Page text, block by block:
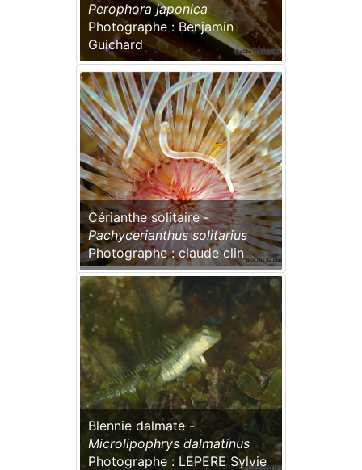
Perophora japonica
Photographe : Benjamin
Guichard
Cérianthe solitaire -
Pachycerianthus solitarius
Photographe : claude clin
Blennie dalmate -
Microlipophrys dalmatinus
Photographe : LEPERE Sylvie